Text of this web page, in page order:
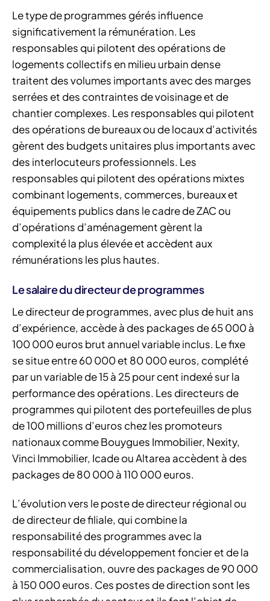
Le type de programmes gérés influence
significativement la rémunération. Les
responsables qui pilotent des opérations de
logements collectifs en milieu urbain dense
traitent des volumes importants avec des marges
serrées et des contraintes de voisinage et de
chantier complexes. Les responsables qui pilotent
des opérations de bureaux ou de locaux d’activités
gèrent des budgets unitaires plus importants avec
des interlocuteurs professionnels. Les
responsables qui pilotent des opérations mixtes
combinant logements, commerces, bureaux et
équipements publics dans le cadre de ZAC ou
d’opérations d’aménagement gèrent la
complexité la plus élevée et accèdent aux
rémunérations les plus hautes.
Le salaire du directeur de programmes
Le directeur de programmes, avec plus de huit ans
d’expérience, accède à des packages de 65 000 à
100 000 euros brut annuel variable inclus. Le fixe
se situe entre 60 000 et 80 000 euros, complété
par un variable de 15 à 25 pour cent indexé sur la
performance des opérations. Les directeurs de
programmes qui pilotent des portefeuilles de plus
de 100 millions d’euros chez les promoteurs
nationaux comme Bouygues Immobilier, Nexity,
Vinci Immobilier, Icade ou Altarea accèdent à des
packages de 80 000 à 110 000 euros.
L’évolution vers le poste de directeur régional ou
de directeur de filiale, qui combine la
responsabilité des programmes avec la
responsabilité du développement foncier et de la
commercialisation, ouvre des packages de 90 000
à 150 000 euros. Ces postes de direction sont les